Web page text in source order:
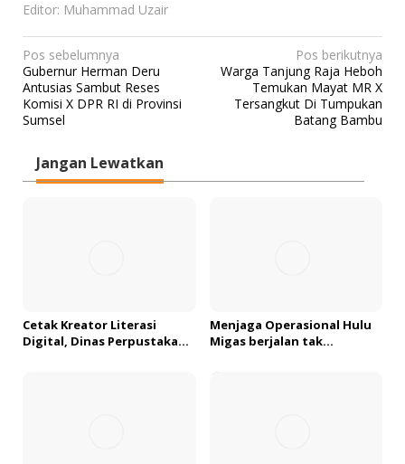
Editor: Muhammad Uzair
N
a
v
i
a
Pos sebelumnya
Gubernur Herman Deru
Antusias Sambut Reses
Komisi X DPR RI di Provinsi
Sumsel
Pos berikutnya
Warga Tanjung Raja Heboh
Temukan Mayat MR X
Tersangkut Di Tumpukan
Batang Bambu
Jangan Lewatkan
Cetak Kreator Literasi
Digital, Dinas Perpustakaan
Menjaga Operasional Hulu
Migas berjalan tak
koridor hukum, SKK Migas